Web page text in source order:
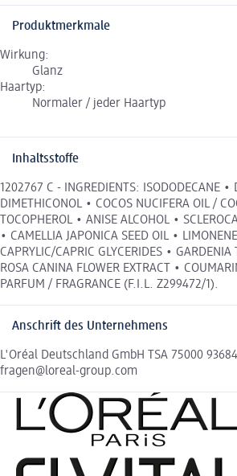
Produktmerkmale
Wirkung:
Glanz
Haartyp:
Normaler / jeder Haartyp
Inhaltsstoffe
1202767 C - INGREDIENTS: ISODODECANE •
DIMETHICONOL • COCOS NUCIFERA OIL /
TOCOPHEROL • ANISE ALCOHOL •
• CAMELLIA JAPONICA SEED OIL •
CAPRYLIC/CAPRIC GLYCERIDES • GARDENIA
ROSA CANINA FLOWER EXTRACT •
PARFUM / FRAGRANCE (F.I.L. Z299472/1).
Anschrift des Unternehmens
L'Oréal Deutschland GmbH TSA 75000 93684
fragen@loreal-group.com